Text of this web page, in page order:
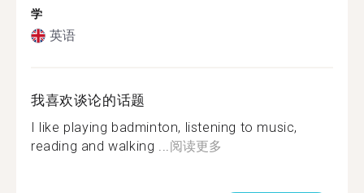
学
英语
我喜欢谈论的话题
I like playing badminton, listening to music,
reading and walking ...阅读更多